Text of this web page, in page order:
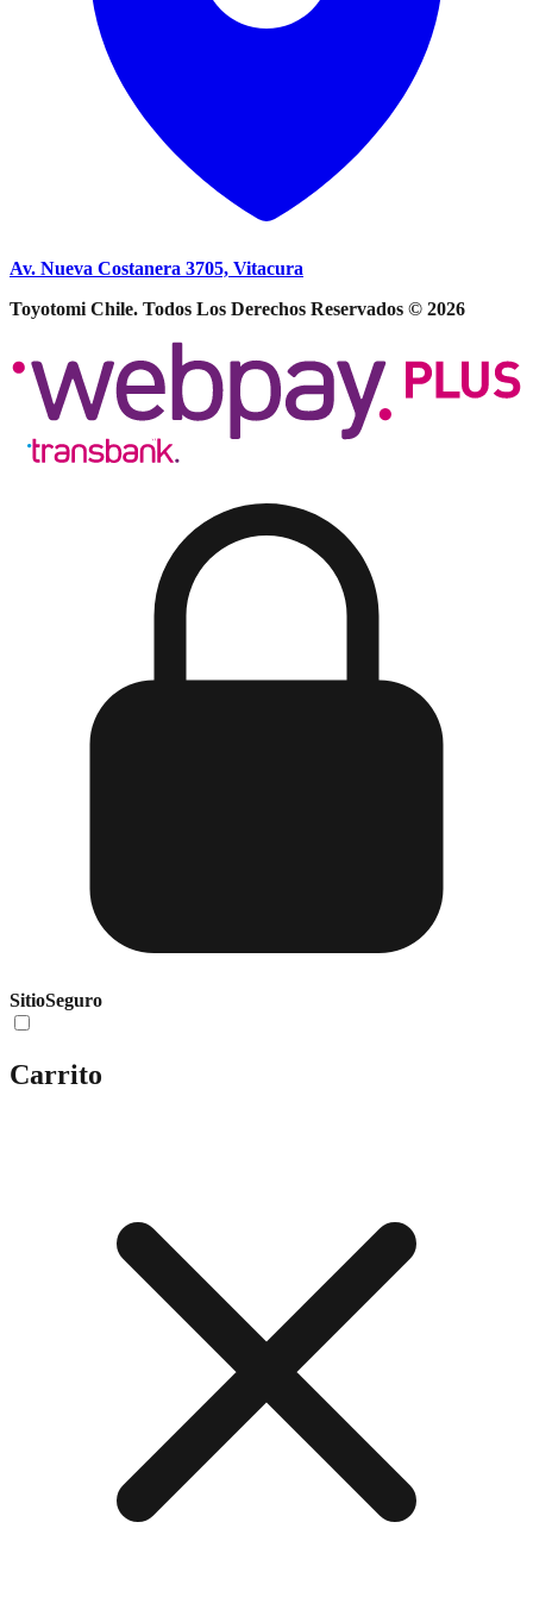
Av. Nueva Costanera 3705, Vitacura
Toyotomi Chile. Todos Los Derechos Reservados © 2026
SitioSeguro
Carrito